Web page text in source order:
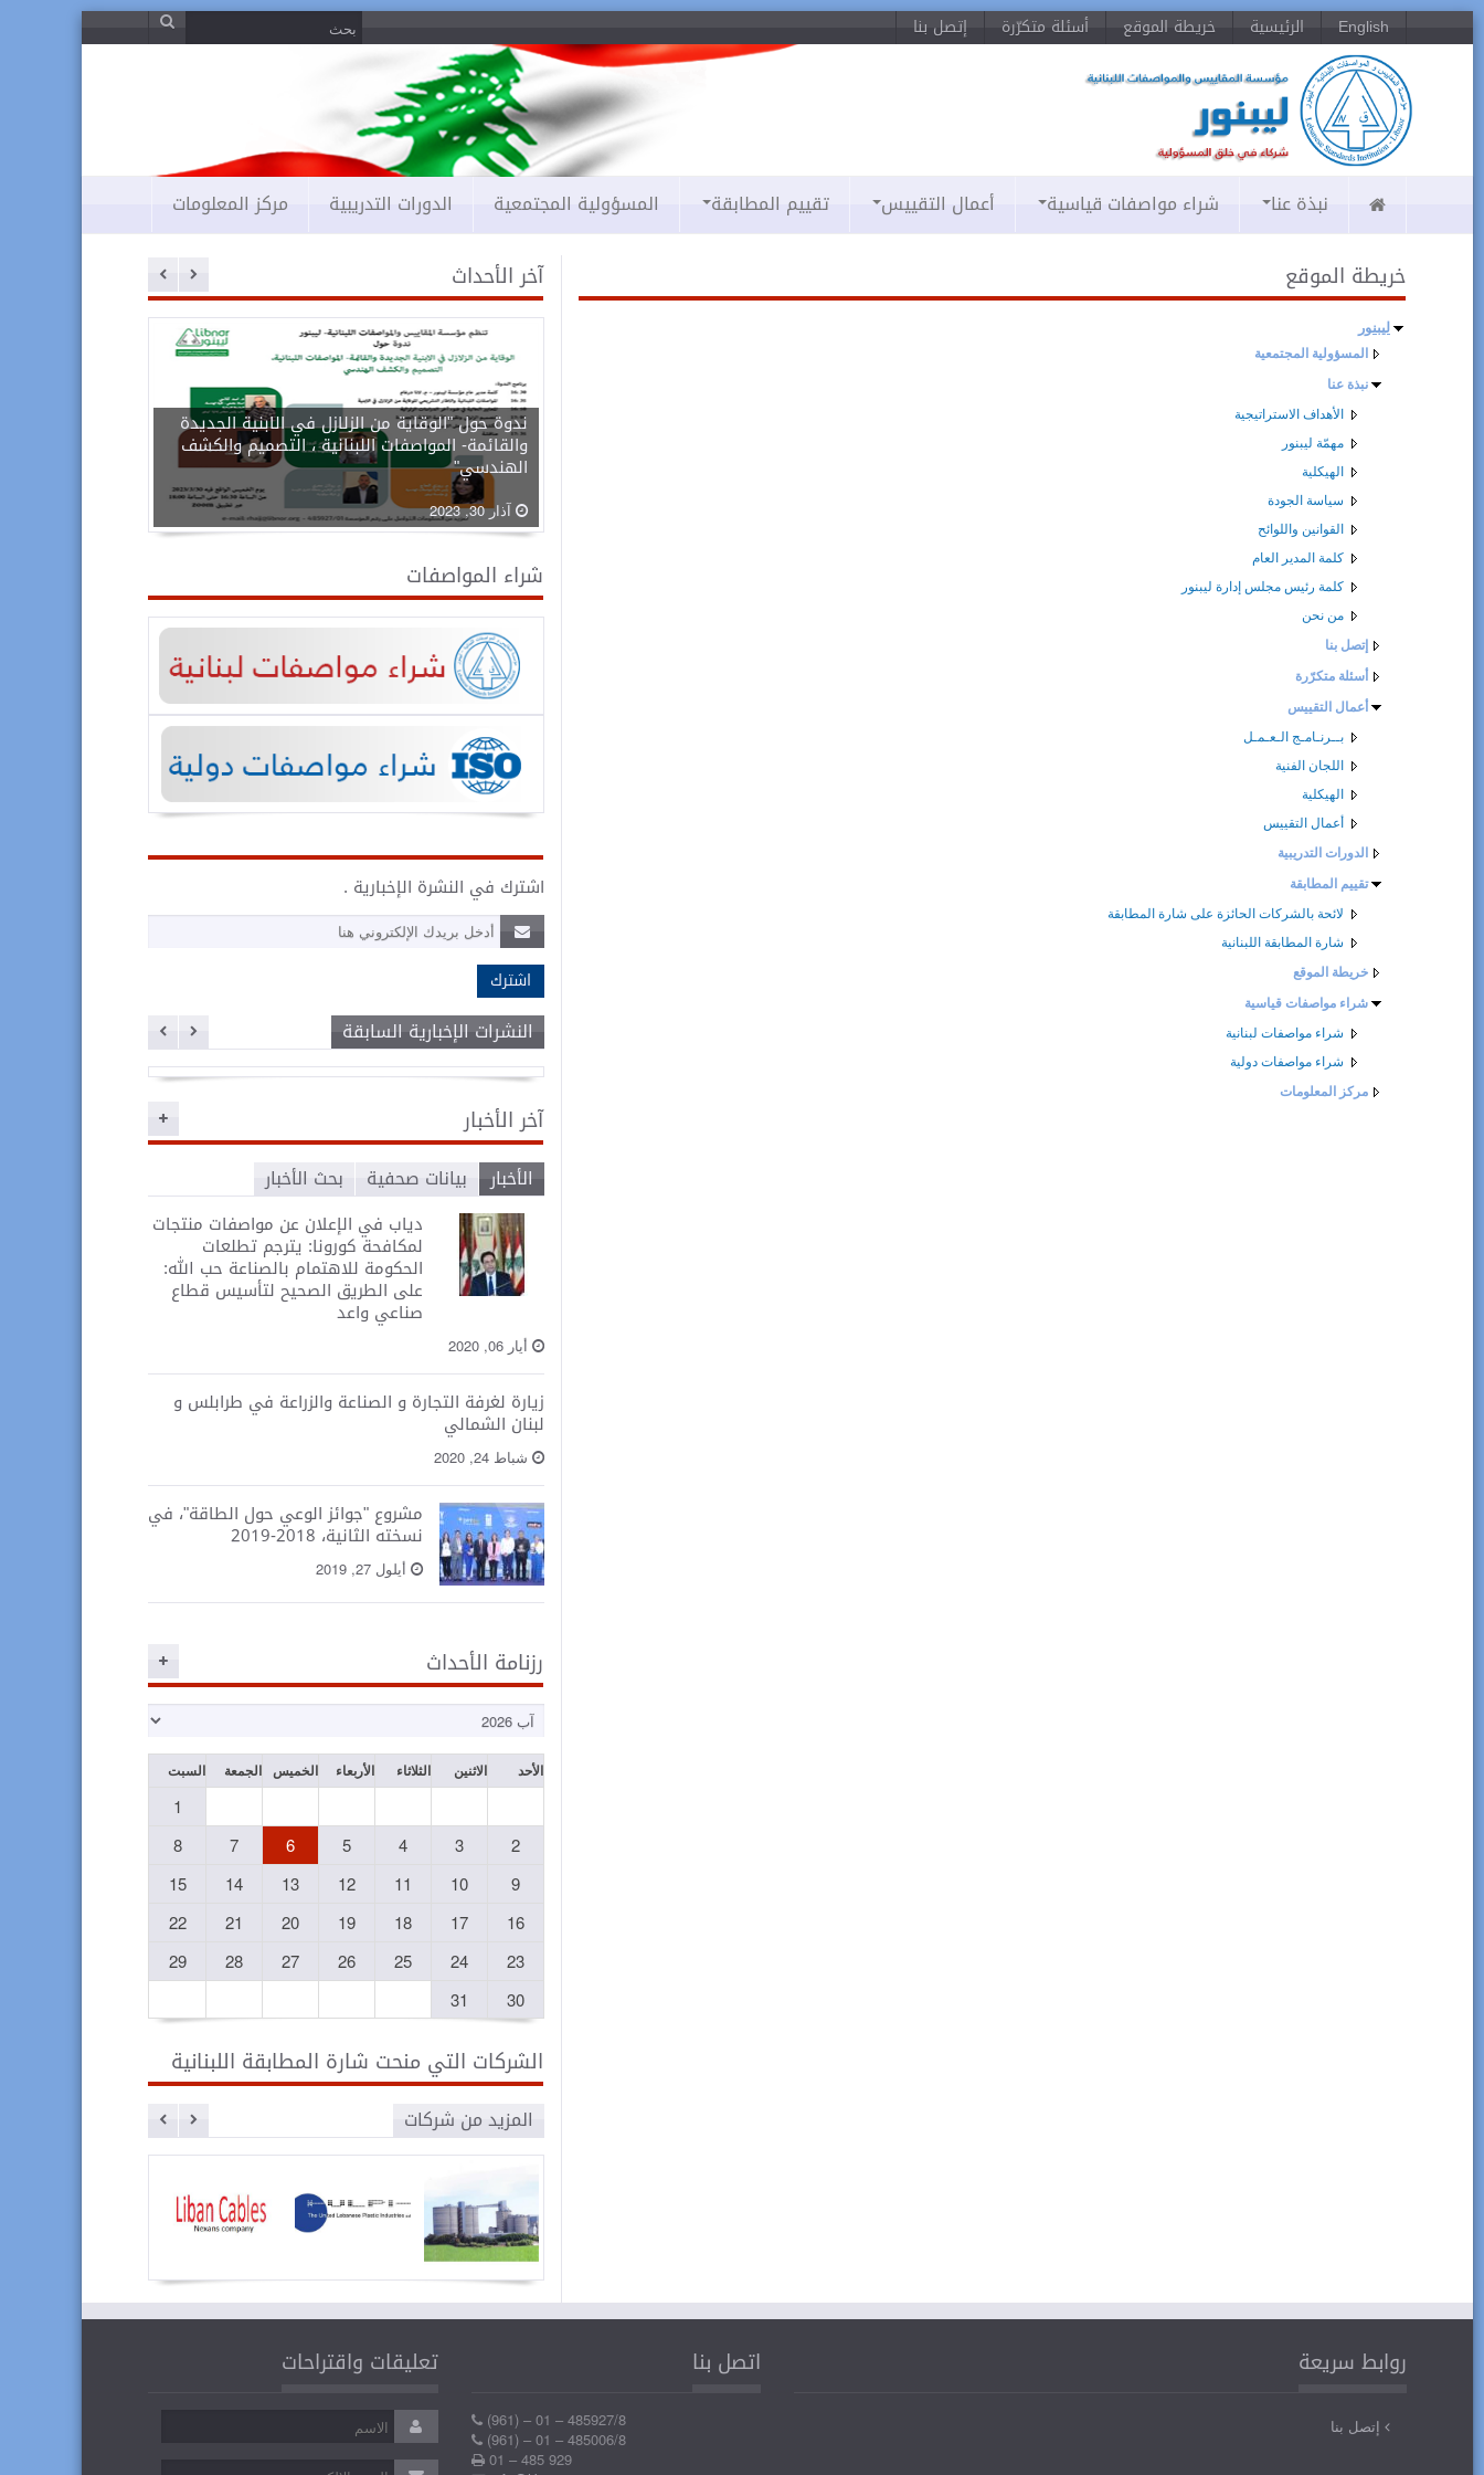
English الرئيسية خريطة الموقع أسئلة متكرّرة إتصل بنا
e
r
S
e
a
m
نبذة عنا شراء مواصفات قياسية أعمال التقييس تقييم المطابقة المسؤولية المجتمعية الدورات التدريبية مركز المعلومات
خريطة الموقع
ليبنور
المسؤولية المجتمعية
نبذة عنا
الأهداف الاستراتيجية
مهمّة ليبنور
الهيكلية
سياسة الجودة
القوانين واللوائح
كلمة المدير العام
كلمة رئيس مجلس إدارة ليبنور
من نحن
إتصل بنا
أسئلة متكرّرة
أعمال التقييس
بــرنـامـج الـعـمـل
اللجان الفنية
الهيكلية
أعمال التقييس
الدورات التدريبية
تقييم المطابقة
لائحة بالشركات الحائزة على شارة المطابقة
شارة المطابقة اللبنانية
خريطة الموقع
شراء مواصفات قياسية
شراء مواصفات لبنانية
شراء مواصفات دولية
مركز المعلومات
آخر الأحداث
ندوة حول "الوقاية من الزلازل في الابنية الجديدة
والقائمة- المواصفات اللبنانية ، التصميم والكشف
الهندسي"
آذار 30, 2023
شراء المواصفات
اشترك في النشرة الإخبارية .
النشرات الإخبارية السابقة
آخر الأخبار
الأخبار بيانات صحفية بحث الأخبار
دياب في الإعلان عن مواصفات منتجات
لمكافحة كورونا: يترجم تطلعات
الحكومة للاهتمام بالصناعة حب الله:
على الطريق الصحيح لتأسيس قطاع
صناعي واعد
أيار 06, 2020
زيارة لغرفة التجارة و الصناعة والزراعة في طرابلس و
لبنان الشمالي
شباط 24, 2020
مشروع "جوائز الوعي حول الطاقة"، في
نسخته الثانية، 2018-2019
أيلول 27, 2019
رزنامة الأحداث
الأحد الاثنين الثلاثاء الأربعاء الخميس الجمعة السبت
1
2
3
4
5
6
7
8
9
10
11
12
13
14
15
16
17
18
19
20
21
22
23
24
25
26
27
28
29
30
31
الشركات التي منحت شارة المطابقة اللبنانية
المزيد من شركات
الصناعات ترابة سبلين الشركة
المتحدة
كابلات
روابط سريعة
إتصل بنا
اتصل بنا
(961) – 01 – 485927/8
(961) – 01 – 485006/8
01 – 485 929
تعليقات واقتراحات